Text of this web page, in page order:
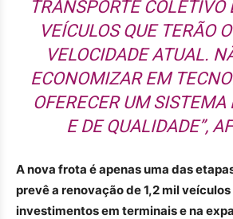
TRANSPORTE COLETIVO
VEÍCULOS QUE TERÃO
VELOCIDADE ATUAL.
ECONOMIZAR EM
OFERECER UM
E DE QUALIDADE”,
A nova frota é apenas uma das
prevê a renovação de 1,2 mil
investimentos em terminais e na